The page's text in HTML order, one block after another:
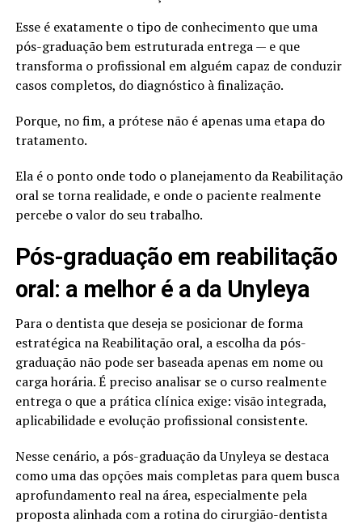
Esse é exatamente o tipo de conhecimento que uma
pós-graduação bem estruturada entrega — e que
transforma o profissional em alguém capaz de conduzir
casos completos, do diagnóstico à finalização.
Porque, no fim, a prótese não é apenas uma etapa do
tratamento.
Ela é o ponto onde todo o planejamento da Reabilitação
oral se torna realidade, e onde o paciente realmente
percebe o valor do seu trabalho.
Pós-graduação em reabilitação
oral: a melhor é a da Unyleya
Para o dentista que deseja se posicionar de forma
estratégica na Reabilitação oral, a escolha da pós-
graduação não pode ser baseada apenas em nome ou
carga horária. É preciso analisar se o curso realmente
entrega o que a prática clínica exige: visão integrada,
aplicabilidade e evolução profissional consistente.
Nesse cenário, a pós-graduação da Unyleya se destaca
como uma das opções mais completas para quem busca
aprofundamento real na área, especialmente pela
proposta alinhada com a rotina do cirurgião-dentista